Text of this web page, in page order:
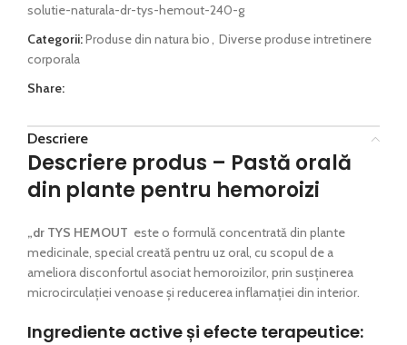
solutie-naturala-dr-tys-hemout-240-g
Categorii:Produse din natura bio, Diverse produse intretinere
corporala
Share:
Descriere
Descriere produs – Pastă orală
din plante pentru hemoroizi
„dr TYS HEMOUT este o formulă concentrată din plante
medicinale, special creată pentru uz oral, cu scopul de a
ameliora disconfortul asociat hemoroizilor, prin susținerea
microcirculației venoase și reducerea inflamației din interior.
Ingrediente active și efecte terapeutice: